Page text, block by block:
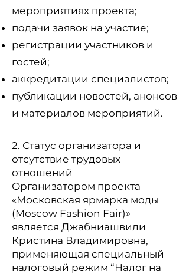
мероприятиях проекта;
подачи заявок на участие;
регистрации участников и
гостей;
аккредитации специалистов;
публикации новостей, анонсов
и материалов мероприятий.
2. Статус организатора и
отсутствие трудовых
отношений
Организатором проекта
«Московская ярмарка моды
(Moscow Fashion Fair)»
является Джабниашвили
Кристина Владимировна,
применяющая специальный
налоговый режим “Налог на